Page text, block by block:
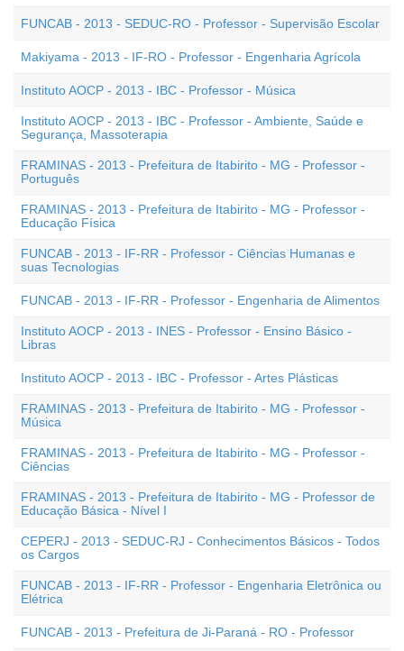
FUNCAB - 2013 - SEDUC-RO - Professor - Supervisão Escolar
Makiyama - 2013 - IF-RO - Professor - Engenharia Agrícola
Instituto AOCP - 2013 - IBC - Professor - Música
Instituto AOCP - 2013 - IBC - Professor - Ambiente, Saúde e
Segurança, Massoterapia
FRAMINAS - 2013 - Prefeitura de Itabirito - MG - Professor -
Português
FRAMINAS - 2013 - Prefeitura de Itabirito - MG - Professor -
Educação Física
FUNCAB - 2013 - IF-RR - Professor - Ciências Humanas e
suas Tecnologias
FUNCAB - 2013 - IF-RR - Professor - Engenharia de Alimentos
Instituto AOCP - 2013 - INES - Professor - Ensino Básico -
Libras
Instituto AOCP - 2013 - IBC - Professor - Artes Plásticas
FRAMINAS - 2013 - Prefeitura de Itabirito - MG - Professor -
Música
FRAMINAS - 2013 - Prefeitura de Itabirito - MG - Professor -
Ciências
FRAMINAS - 2013 - Prefeitura de Itabirito - MG - Professor de
Educação Básica - Nível I
CEPERJ - 2013 - SEDUC-RJ - Conhecimentos Básicos - Todos
os Cargos
FUNCAB - 2013 - IF-RR - Professor - Engenharia Eletrônica ou
Elétrica
FUNCAB - 2013 - Prefeitura de Ji-Paraná - RO - Professor